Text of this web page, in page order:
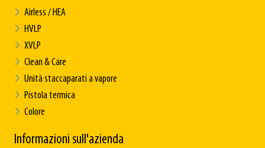
Airless / HEA
HVLP
XVLP
Clean & Care
Unità staccaparati a vapore
Pistola termica
Colore
Informazioni sull'azienda